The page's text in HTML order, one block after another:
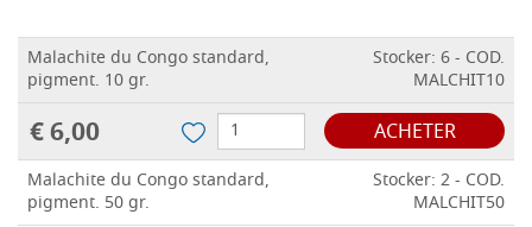
Malachite du Congo standard,
pigment. 10 gr.
Stocker: 6 - COD.
MALCHIT10
€ 6,00 ACHETER
Malachite du Congo standard,
pigment. 50 gr.
Stocker: 2 - COD.
MALCHIT50